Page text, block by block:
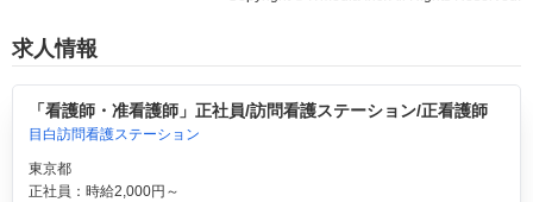
求人情報
「看護師・准看護師」正社員/訪問看護ステーション/正看護師
目白訪問看護ステーション
東京都
正社員：時給2,000円～